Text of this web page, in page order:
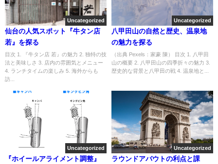
Uncategorized
仙台の人気スポット『牛タン店
若』を探る
目次 1. 『牛タン店 若』の魅力 2. 独特の技
法と美味しさ 3. 店内の雰囲気とメニュー
4. ランチタイムの楽しみ 5. 海外からも
訪...
Uncategorized
八甲田山の自然と歴史、温泉地
の魅力を探る
（出典 Pexels：家豪 陳） 目次 1. 八甲田
山の概要 2. 八甲田山の四季折々の魅力 3.
歴史的な背景と八甲田の戦 4. 温泉地と...
Uncategorized
『ホイールアライメント調整』
Uncategorized
ラウンドアバウトの利点と課